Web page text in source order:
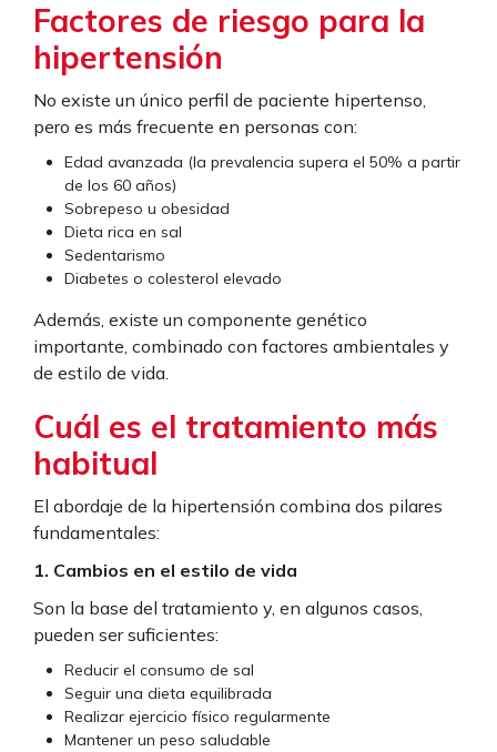
Factores de riesgo para la
hipertensión
No existe un único perfil de paciente hipertenso,
pero es más frecuente en personas con:
Edad avanzada (la prevalencia supera el 50% a partir
de los 60 años)
Sobrepeso u obesidad
Dieta rica en sal
Sedentarismo
Diabetes o colesterol elevado
Además, existe un componente genético
importante, combinado con factores ambientales y
de estilo de vida.
Cuál es el tratamiento más
habitual
El abordaje de la hipertensión combina dos pilares
fundamentales:
1. Cambios en el estilo de vida
Son la base del tratamiento y, en algunos casos,
pueden ser suficientes:
Reducir el consumo de sal
Seguir una dieta equilibrada
Realizar ejercicio físico regularmente
Mantener un peso saludable